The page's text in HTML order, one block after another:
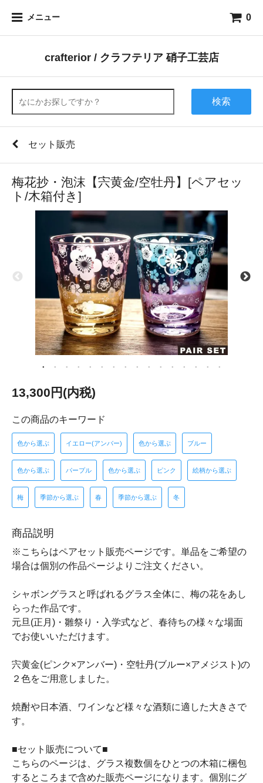
メニュー 0
crafterior / クラフテリア 硝子工芸店
検索
セット販売
梅花抄・泡沫【宍黄金/空牡丹】[ペアセッ
ト/木箱付き]
13,300円(内税)
この商品のキーワード
色から選ぶ イエロー(アンバー) 色から選ぶ ブルー
色から選ぶ パープル 色から選ぶ ピンク 絵柄から選ぶ
梅 季節から選ぶ 春 季節から選ぶ 冬
商品説明
※こちらはペアセット販売ページです。単品をご希望の
場合は個別の作品ページよりご注文ください。
シャボングラスと呼ばれるグラス全体に、梅の花をあし
らった作品です。
元旦(正月)・雛祭り・入学式など、春待ちの様々な場面
でお使いいただけます。
宍黄金(ピンク×アンバー)・空牡丹(ブルー×アメジスト)の
２色をご用意しました。
焼酎や日本酒、ワインなど様々な酒類に適した大きさで
す。
■セット販売について■
こちらのページは、グラス複数個をひとつの木箱に梱包
するところまで含めた販売ページになります。個別にグ